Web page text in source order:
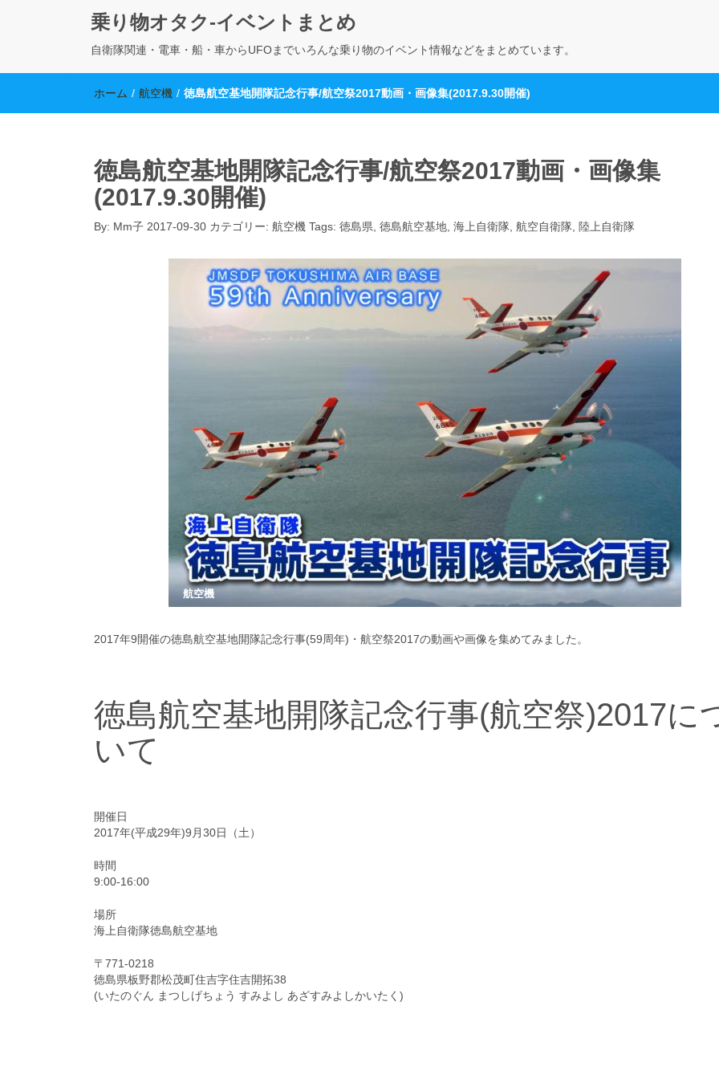
乗り物オタク-イベントまとめ
自衛隊関連・電車・船・車からUFOまでいろんな乗り物のイベント情報などをまとめています。
ホーム / 航空機 / 徳島航空基地開隊記念行事/航空祭2017動画・画像集(2017.9.30開催)
徳島航空基地開隊記念行事/航空祭2017動画・画像集
(2017.9.30開催)
By: Mm子 2017-09-30 カテゴリー: 航空機 Tags: 徳島県 徳島航空基地 海上自衛隊 航空自衛隊 陸上自衛隊
航空機
2017年9開催の徳島航空基地開隊記念行事(59周年)・航空祭2017の動画や画像を集めてみました。
徳島航空基地開隊記念行事(航空祭)2017に
いて
開催日
2017年(平成29年)9月30日（土）
時間
9:00-16:00
場所
海上自衛隊徳島航空基地
〒771-0218
徳島県板野郡松茂町住吉字住吉開拓38
(いたのぐん まつしげちょう すみよし あざすみよしかいたく)